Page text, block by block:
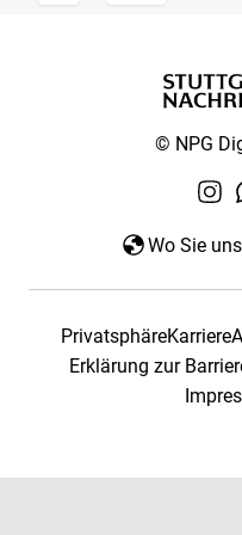
© NPG
Wo Sie
PrivatsphäreKarriere
Erklärung zur